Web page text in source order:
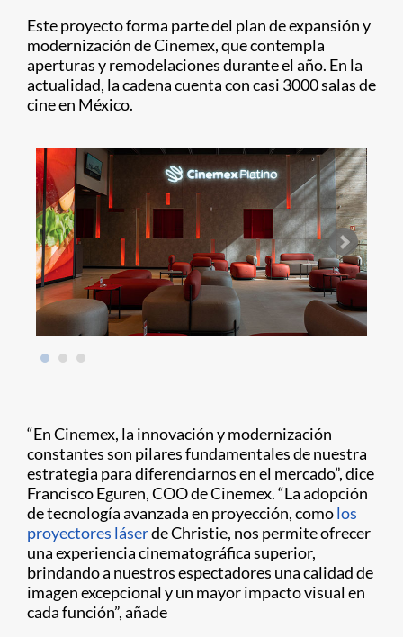
Este proyecto forma parte del plan de expansión y
modernización de Cinemex, que contempla
aperturas y remodelaciones durante el año. En la
actualidad, la cadena cuenta con casi 3000 salas de
cine en México.
“En Cinemex, la innovación y modernización
constantes son pilares fundamentales de nuestra
estrategia para diferenciarnos en el mercado”, dice
Francisco Eguren, COO de Cinemex. “La adopción
de tecnología avanzada en proyección, comolos
proyectores láserde Christie, nos permite ofrecer
una experiencia cinematográfica superior,
brindando a nuestros espectadores una calidad de
imagen excepcional y un mayor impacto visual en
cada función”, añade